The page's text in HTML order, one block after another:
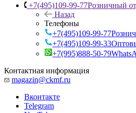
+7(495)109-99-77Розничный
Назад
Телефоны
+7(495)109-99-77
+7(495)109-99-33
+7(995)888-50-79
Контактная информация
magazin@ckmf.ru
Вконтакте
Telegram